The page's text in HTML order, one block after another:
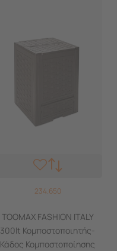
234.650
TOOMAX FASHION ITALY
300lt Κομποστοποιητής-
Κάδος Κομποστοποίησης